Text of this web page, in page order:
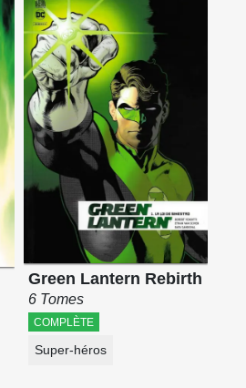
Green Lantern Rebirth
6 Tomes
COMPLÈTE
Super-héros